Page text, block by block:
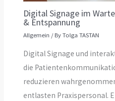
Digital Signage im
& Entspannung
Allgemein / ByTolga TASTAN
Digital Signage und
die
reduzieren
entlasten Praxispersonal.